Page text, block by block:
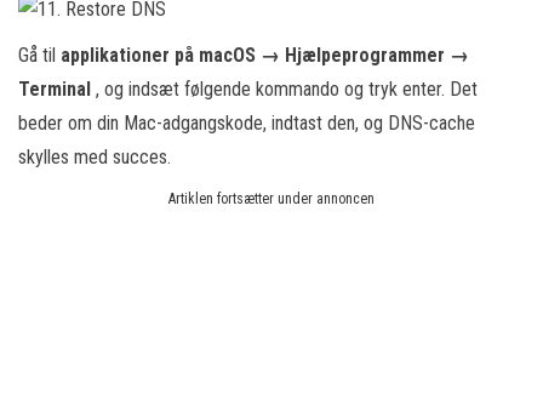
Gå til applikationer på macOS → Hjælpeprogrammer →
Terminal , og indsæt følgende kommando og tryk enter. Det
beder om din Mac-adgangskode, indtast den, og DNS-cache
skylles med succes.
Artiklen fortsætter under annoncen